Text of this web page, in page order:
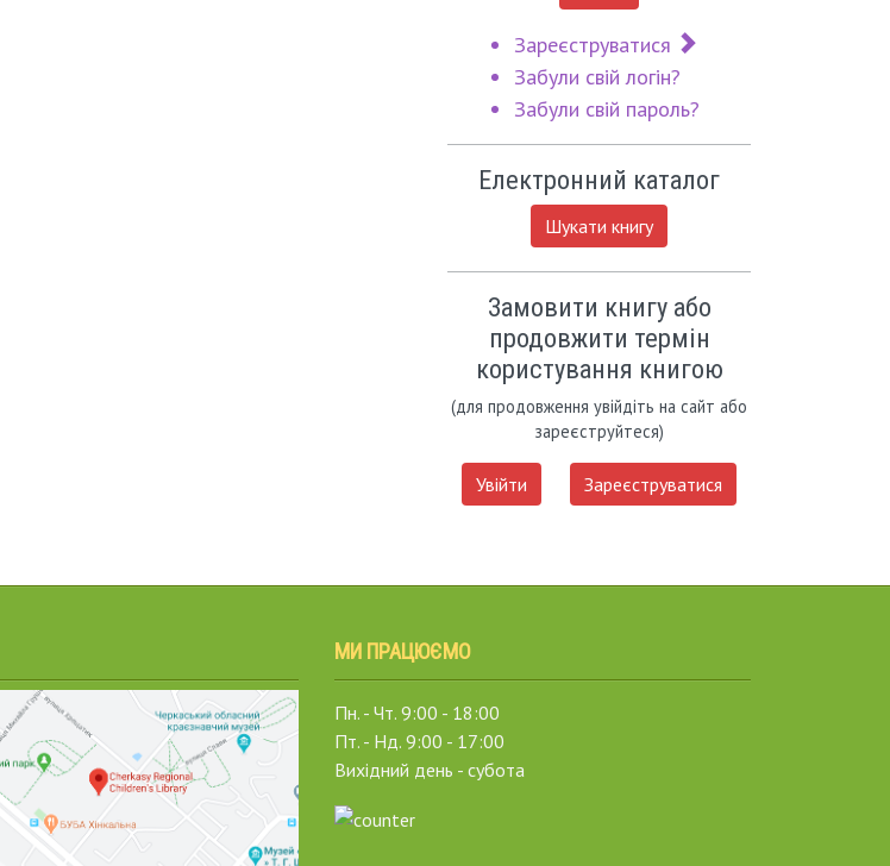
Зареєструватися
Забули свій логін?
Забули свій пароль?
Електронний каталог
Шукати книгу
Замовити книгу або
продовжити термін
користування книгою
(для продовження увійдіть на сайт або
зареєструйтеся)
Увійти Зареєструватися
МИ ПРАЦЮЄМО
Пн. - Чт. 9:00 - 18:00
Пт. - Нд. 9:00 - 17:00
Вихідний день - субота